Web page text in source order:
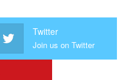
Twitter
Join us on Twitter